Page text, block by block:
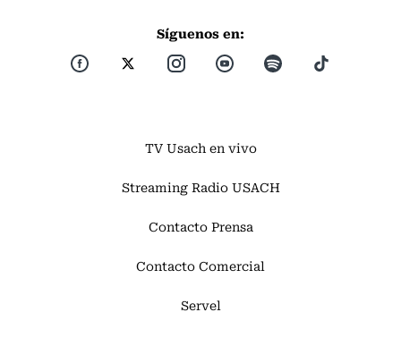
Síguenos en:
TV Usach en vivo
Streaming Radio USACH
Contacto Prensa
Contacto Comercial
Servel